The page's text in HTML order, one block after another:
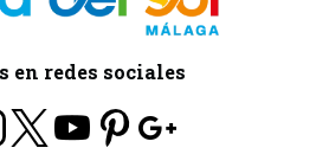
en redes sociales